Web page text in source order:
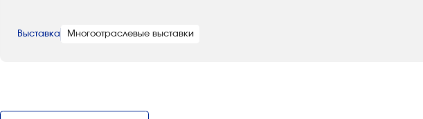
Выставка Многоотраслевые выставки